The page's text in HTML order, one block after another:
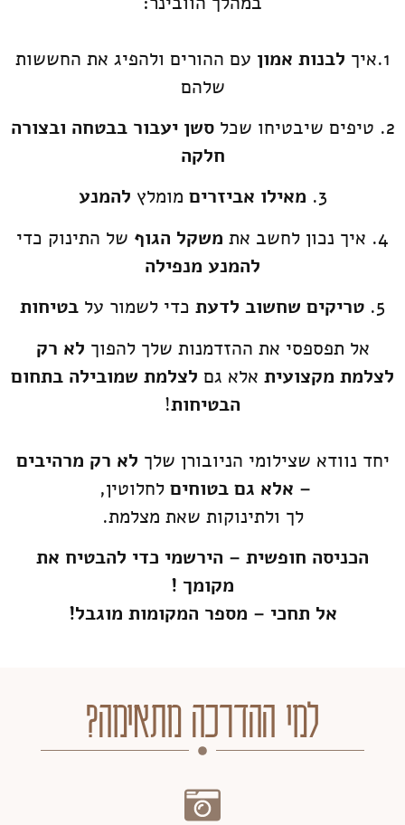
1.איך לבנות אמוןעם ההורים ולהפיג את החששות
שלהם
2. טיפים שיבטיחו שכל
סשן יעבור בבטחה ובצורה
חלקה
3. מאילו אביזריםמומלץ להמנע
4. איך נכון לחשב את
משקל הגוףשל התינוק כדי
להמנע מנפילה
5. טריקים שחשוב לדעתכדי לשמור על בטיחות
אל תפספסי את ההזדמנות שלך להפוך לא רק
לצלמת מקצועיתאלא גם לצלמת שמובילה בתחום
הבטיחות!
יחד נוודא שצילומי הניובורן שלך לא רק מרהיבים
– אלא גם בטוחיםלחלוטין,
לך ולתינוקות שאת מצלמת.
הכניסה חופשית – הירשמי כדי להבטיח את
מקומך !
אל תחכי – מספר המקומות מוגבל!
למי ההדרכה מתאימה?